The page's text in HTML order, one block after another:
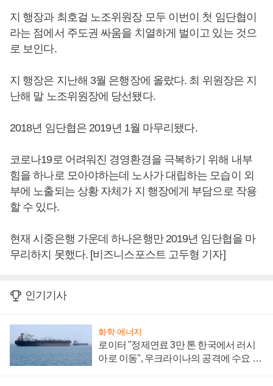
지 행장과 최호걸 노조위원장 모두 이번이 첫 임단협이
라는 점에서 주도권 싸움을 치열하게 벌이고 있는 것으
로 보인다.
지 행장은 지난해 3월 은행장에 올랐다. 최 위원장은 지
난해 말 노조위원장에 당선됐다.
2018년 임단협은 2019년 1월 마무리됐다.
코로나19로 어려워진 경영환경을 극복하기 위해 내부
힘을 하나로 모아야하는데 노사가 대립하는 모습이 외
부에 노출되는 상황 자체가 지 행장에게 부담으로 작용
할 수 있다.
현재 시중은행 가운데 하나은행만 2019년 임단협을 마
무리하지 못했다. [비즈니스포스트 고두형 기자]
인기기사
화학·에너지
로이터 "정제연료 3만 톤 한국에서 러시
아로 이동", 우크라이나의 공격에 수요 늘